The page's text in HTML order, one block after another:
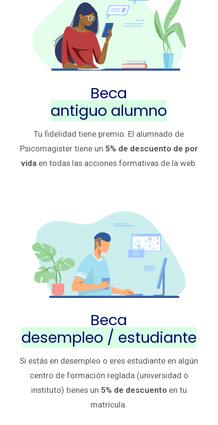
Beca
antiguo alumno
Tu fidelidad tiene premio. El alumnado de
Psicomagister tiene un 5% de descuento de por
vidaen todas las acciones formativas de la web.
Beca
desempleo / estudiante
Si estás en desempleo o eres estudiante en algún
centro de formación reglada (universidad o
instituto) tienes un 5% de descuentoen tu
matrícula.